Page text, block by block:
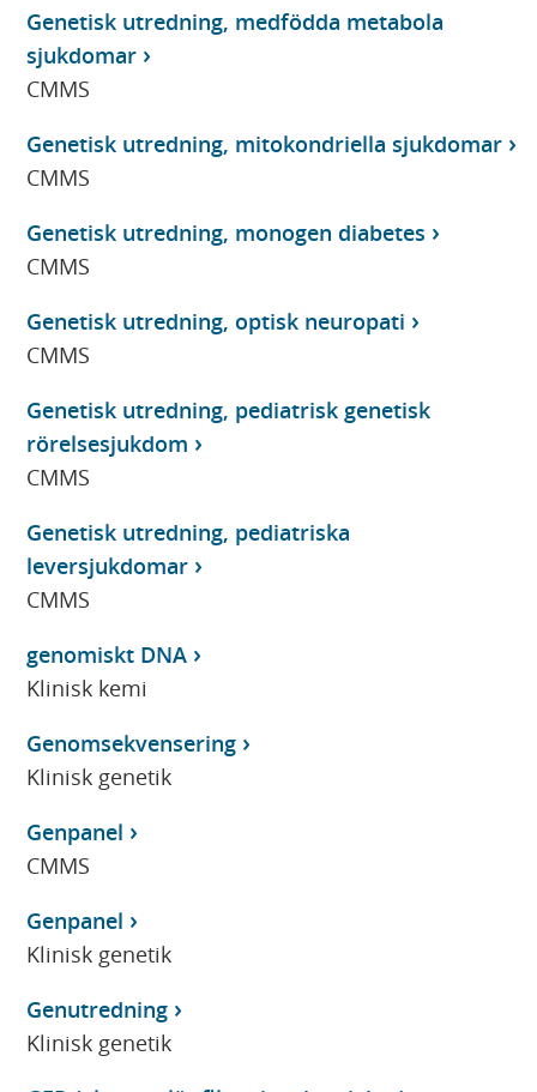
Genetisk utredning, medfödda metabola
sjukdomar
CMMS
Genetisk utredning, mitokondriella sjukdomar
CMMS
Genetisk utredning, monogen diabetes
CMMS
Genetisk utredning, optisk neuropati
CMMS
Genetisk utredning, pediatrisk genetisk
rörelsesjukdom
CMMS
Genetisk utredning, pediatriska
leversjukdomar
CMMS
genomiskt DNA
Klinisk kemi
Genomsekvensering
Klinisk genetik
Genpanel
CMMS
Genpanel
Klinisk genetik
Genutredning
Klinisk genetik